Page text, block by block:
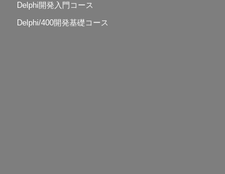
Delphi開発入門コース
Delphi/400開発基礎コース